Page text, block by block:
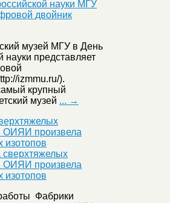
музей МГУ в День
науки представляет
izmmu.ru/).
крупный
музей ... →
ОИЯИ произвела
изотопов
Фабрики